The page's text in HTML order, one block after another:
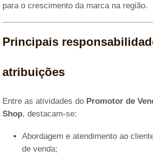
para o crescimento da marca na região.
Principais
atribuições
Entre as atividades do Promotor de
Shop, destacam-se:
Abordagem e atendimento ao
de venda;